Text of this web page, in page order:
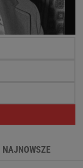
NAJNOWSZE